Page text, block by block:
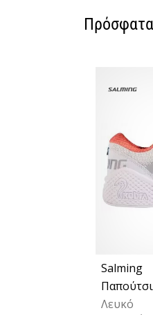
Salming
Λευκό